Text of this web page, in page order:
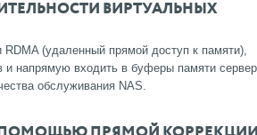
ВИРТУАЛЬНЫХ
(удаленный прямой доступ к памяти),
и напрямую входить в буферы памяти
обслуживания NAS.